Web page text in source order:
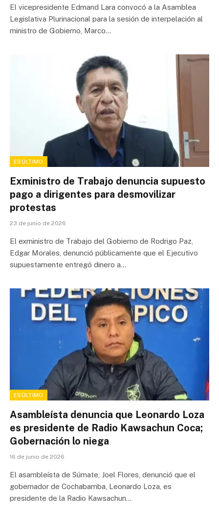
El vicepresidente Edmand Lara convocó a la Asamblea
Legislativa Plurinacional para la sesión de interpelación al
ministro de Gobierno, Marco…
ESÚLTIMO
Exministro de Trabajo denuncia supuesto
pago a dirigentes para desmovilizar
protestas
23 de junio de 2026
El exministro de Trabajo del Gobierno de Rodrigo Paz,
Edgar Morales, denunció públicamente que el Ejecutivo
supuestamente entregó dinero a…
ESÚLTIMO
Asambleísta denuncia que Leonardo Loza
es presidente de Radio Kawsachun Coca;
Gobernación lo niega
16 de junio de 2026
El asambleísta de Súmate, Joel Flores, denunció que el
gobernador de Cochabamba, Leonardo Loza, es
presidente de la Radio Kawsachun…